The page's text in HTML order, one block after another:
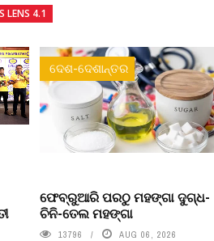
LENS 4.1
ଦେଶ-ଦେଶାନ୍ତର
ଫେବ୍ରୁଆରି ପରଠୁ ମହଙ୍ଗା ଦୁଗ୍ଧ-
ଚିନି-ତେଲ ମହଙ୍ଗା
13796 AUG 06, 2026